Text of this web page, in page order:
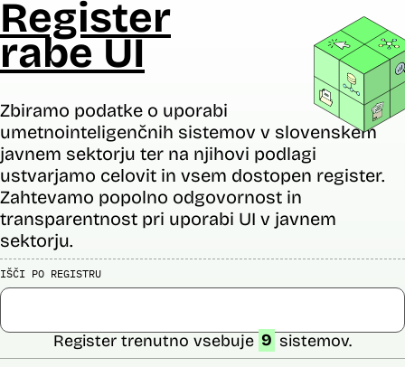
Register
rabe UI
Zbiramo podatke o uporabi
umetnointeligenčnih sistemov v slovenskem
javnem sektorju ter na njihovi podlagi
ustvarjamo celovit in vsem dostopen register.
Zahtevamo popolno odgovornost in
transparentnost pri uporabi UI v javnem
sektorju.
IŠČI PO REGISTRU
Register trenutno vsebuje 9 sistemov.